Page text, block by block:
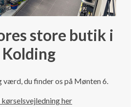
store butik i
Kolding
værd, du finder os på Mønten 6.
kørselsvejledning her